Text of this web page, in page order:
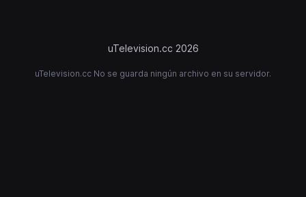
uTelevision.cc 2026
uTelevision.cc No se guarda ningún archivo en su servidor.